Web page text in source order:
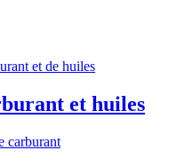
et huiles